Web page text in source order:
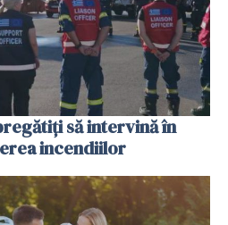
să intervină în
incendiilor